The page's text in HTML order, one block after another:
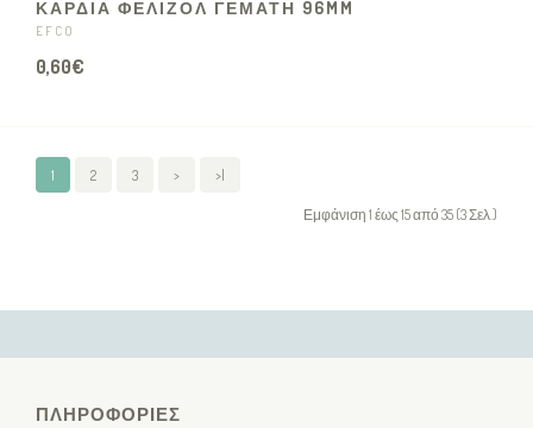
ΚΑΡΔΙΑ ΦΕΛΙΖΟΛ ΓΕΜΑΤΗ 96MM
EFCO
0,60€
1 2 3 > >|
Εμφάνιση 1 έως 15 από 35 (3 Σελ.)
ΠΛΗΡΟΦΟΡΊΕΣ